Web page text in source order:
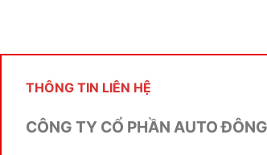
THÔNG TIN LIÊN HỆ
CÔNG TY CỔ PHẦN AUTO